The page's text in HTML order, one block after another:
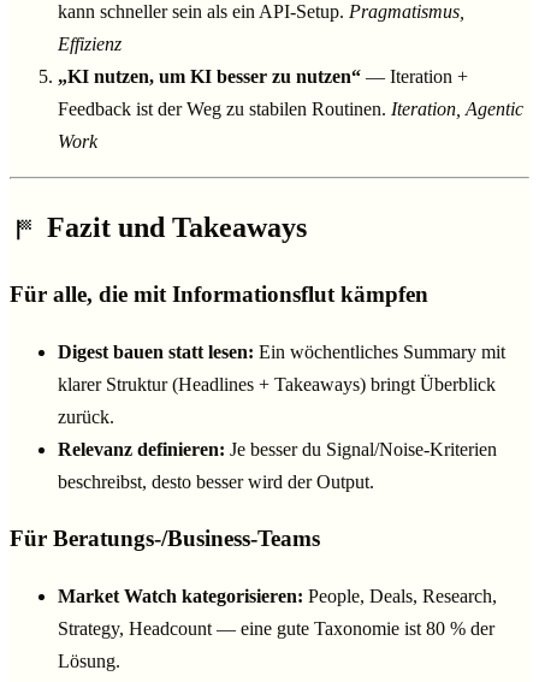
kann schneller sein als ein API-Setup. Pragmatismus,
Effizienz
„KI nutzen, um KI besser zu nutzen“ — Iteration +
Feedback ist der Weg zu stabilen Routinen. Iteration, Agentic
Work
Fazit und Takeaways
Für alle, die mit Informationsflut kämpfen
Digest bauen statt lesen: Ein wöchentliches Summary mit
klarer Struktur (Headlines + Takeaways) bringt Überblick
zurück.
Relevanz definieren: Je besser du Signal/Noise-Kriterien
beschreibst, desto besser wird der Output.
Für Beratungs-/Business-Teams
Market Watch kategorisieren: People, Deals, Research,
Strategy, Headcount — eine gute Taxonomie ist 80 % der
Lösung.